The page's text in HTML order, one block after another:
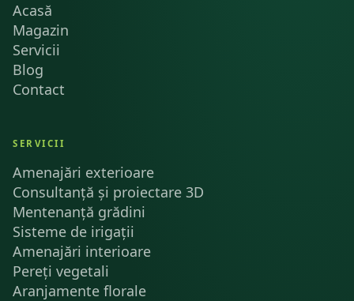
Acasă
Magazin
Servicii
Blog
Contact
SERVICII
Amenajări exterioare
Consultanță și proiectare 3D
Mentenanță grădini
Sisteme de irigații
Amenajări interioare
Pereți vegetali
Aranjamente florale